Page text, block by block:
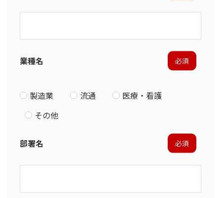
業種名 必須
製造業 流通
医療・看護
その他
部署名 必須